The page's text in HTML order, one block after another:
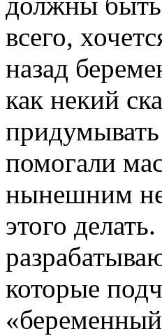
всего,
назад
как некий
помогали
нынешним
этого
которые